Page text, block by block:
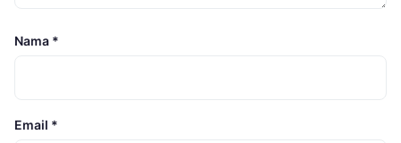
Nama *
Email *